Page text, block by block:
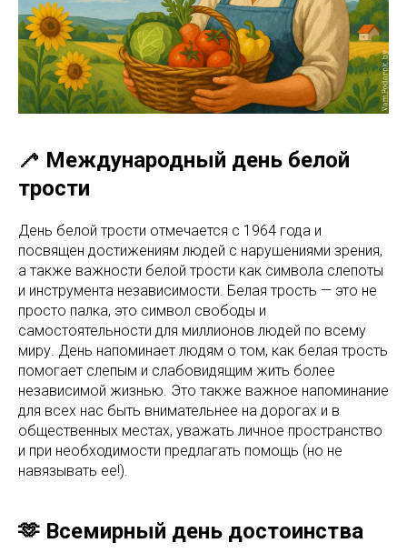
🦯 Международный день белой
трости
День белой трости отмечается с 1964 года и
посвящен достижениям людей с нарушениями зрения,
а также важности белой трости как символа слепоты
и инструмента независимости. Белая трость — это не
просто палка, это символ свободы и
самостоятельности для миллионов людей по всему
миру. День напоминает людям о том, как белая трость
помогает слепым и слабовидящим жить более
независимой жизнью. Это также важное напоминание
для всех нас быть внимательнее на дорогах и в
общественных местах, уважать личное пространство
и при необходимости предлагать помощь (но не
навязывать ее!).
🫶 Всемирный день достоинства